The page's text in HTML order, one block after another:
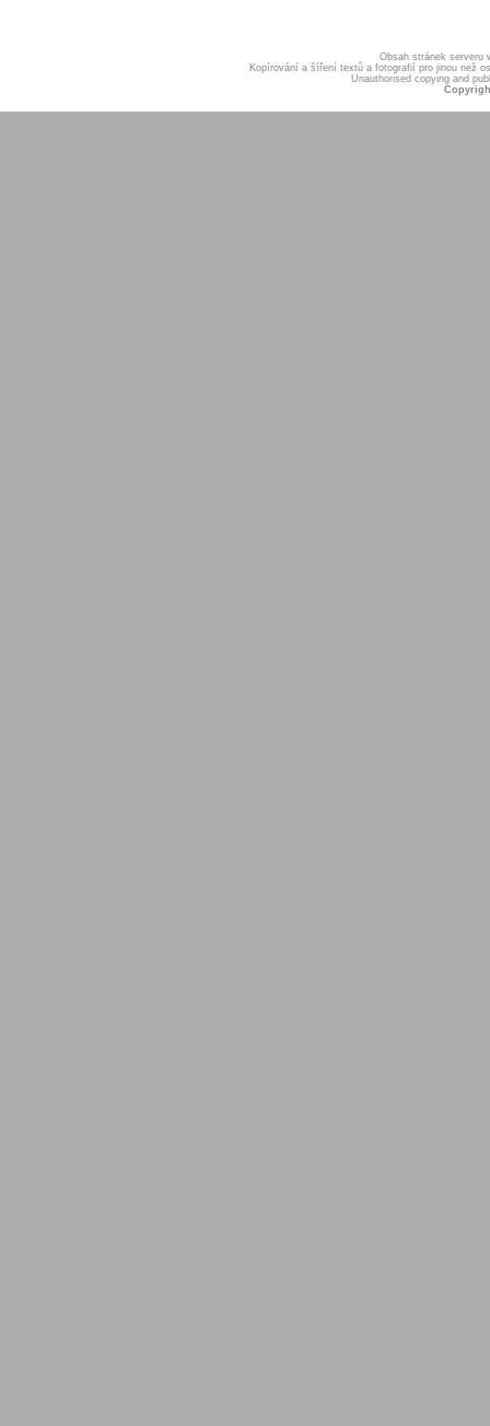
Obsah stránek serveru
Kopírování a šíření textů a fotografií pro jinou než
Unauthorised copying and